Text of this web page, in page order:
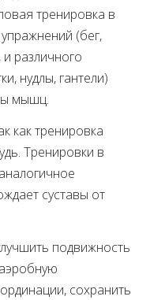
тренировка в
(бег,
различного
нудлы, гантели)
мышц.
как тренировка
Тренировки в
суставы от
подвижность
сохранить